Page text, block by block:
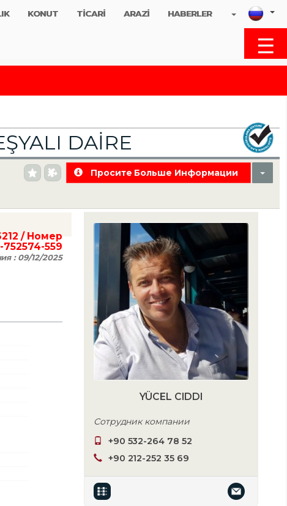
KONUT TİCARİ ARAZİ HABERLER
☰
DAİRE
Просите Больше Информации
/ Номер
752574-559
:09/12/2025
YÜCEL CIDDI
Сотрудник компании
+90 532-264 78 52
+90 212-252 35 69